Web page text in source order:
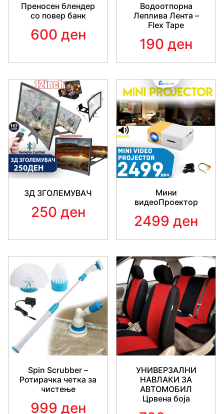
Преносен блендер
со повер банк
600 ден
Водоотпорна
Леплива Лента –
Flex Tape
190 ден
3Д ЗГОЛЕМУВАЧ
250 ден
Мини
видеоПроектор
2499 ден
Spin Scrubber –
Ротирачка четка за
чистење
999 ден
УНИВЕРЗАЛНИ
НАВЛАКИ ЗА
АВТОМОБИЛ
Црвена боја